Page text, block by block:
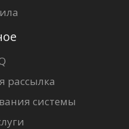
рассылка
системы